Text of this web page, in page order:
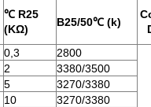
℃ R25
(KΩ)
B25/50℃ (k)
0,3 2800
2
3380/3500
5
3270/3380
10
3270/3380